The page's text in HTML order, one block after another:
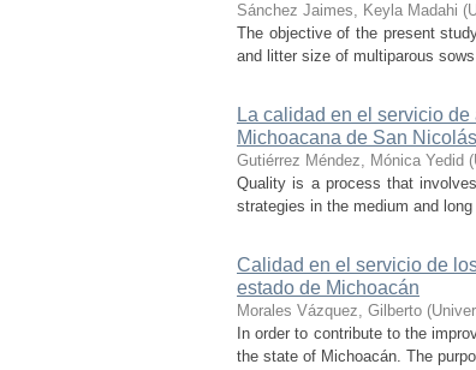
Sánchez Jaimes, Keyla Madahi (
The objective of the present
and litter size of multiparous
La calidad en el servicio
Michoacana de San
Gutiérrez Méndez, Mónica Yedid (
Quality is a process that
strategies in the medium and
Calidad en el servicio de
estado de Michoacán
Morales Vázquez, Gilberto (
In order to contribute to the
the state of Michoacán. The